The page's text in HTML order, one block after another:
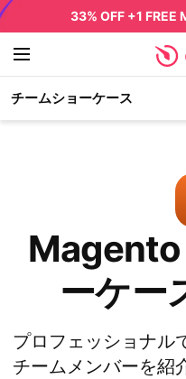
33% OFF +1 FREE
チームショーケース
Magento
ーケー
プロフェッショナル
チームメンバーを紹